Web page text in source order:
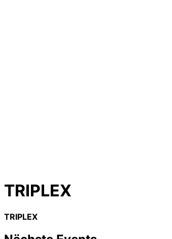
TRIPLEX
TRIPLEX